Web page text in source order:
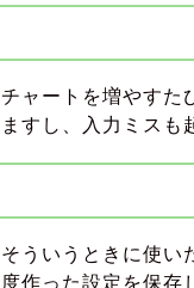
チャートを増やすた
ますし、入力ミスも
そういうときに使い
度作った設定を保存